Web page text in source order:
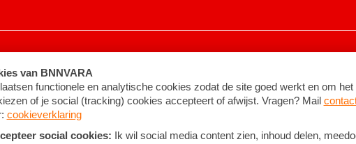
Algemene voorwaarden ©2026BNNVARA